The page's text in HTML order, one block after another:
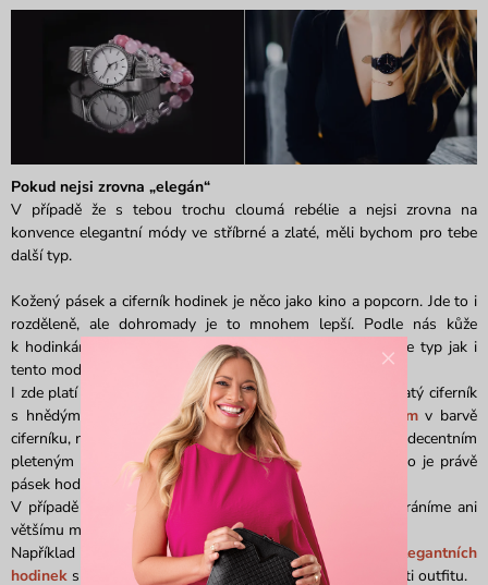
Pokud nejsi zrovna „elegán“
V případě že s tebou trochu cloumá rebélie a nejsi zrovna na
konvence elegantní módy ve stříbrné a zlaté, měli bychom pro tebe
další typ.
Kožený pásek a ciferník hodinek je něco jako kino a popcorn. Jde to i
rozděleně, ale dohromady je to mnohem lepší. Podle nás kůže
k hodinkám neodmyslitelně patří, a proto pro tebe máme typ jak i
tento model sladit s náramkem.
I zde platí pravidlo, že sladit barvy je vždycky fajn. Zkus zlatý ciferník
s hnědým koženým páskem a doplň jej jemným
šperkemv barvě
ciferníku, nebo doplň stříbrné hodinky s koženým páskem decentním
pleteným koženým náramkem z podobné škály barev, jako je právě
pásek hodinek.
V případě kožených nebo provázkových náramků se nebráníme ani
většímu množství.
Například dva až tři malé decentní náramky po boku
elegantních
hodinek skvěle zvýrazní tvé zápěstí a pomohou k celistvosti outfitu.
×